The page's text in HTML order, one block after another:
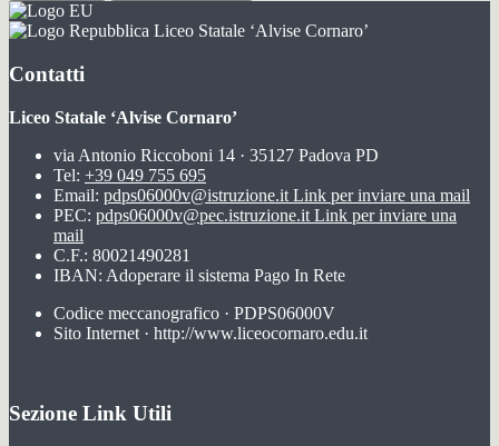
Liceo Statale ‘Alvise Cornaro’
Contatti
Liceo Statale ‘Alvise Cornaro’
via Antonio Riccoboni 14 · 35127 Padova PD
Tel: +39 049 755 695
Email: pdps06000v@istruzione.it Link per inviare una mail
PEC: pdps06000v@pec.istruzione.it Link per inviare una
mail
C.F.: 80021490281
IBAN: Adoperare il sistema Pago In Rete
Codice meccanografico · PDPS06000V
Sito Internet · http://www.liceocornaro.edu.it
Sezione Link Utili